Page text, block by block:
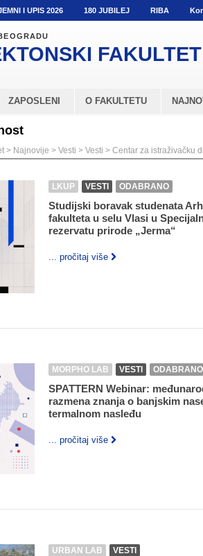
I UPIS 2026 180 JUBILEJ RIBA
FAKULTET
ZAPOSLENI O FAKULTETU
> Najnovije > Vesti > Vesti > Centar za istraživačku
LKUP VESTI ODABRANO
Studijski boravak studenata
fakulteta u selu Vlasi u
rezervatu prirode „Jerma“
... pročitaj više
MORPHO LAB VESTI ODABRANO
SPATTERN Webinar:
razmena znanja o banjskim
termalnom nasleđu
... pročitaj više
URBAN LAB
VESTI